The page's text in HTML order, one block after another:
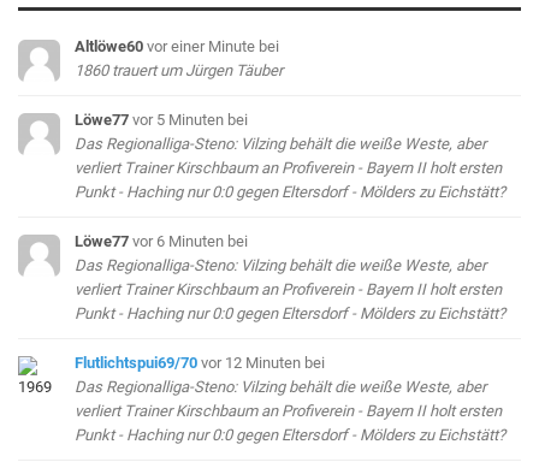
Altlöwe60 vor einer Minute bei
1860 trauert um Jürgen Täuber
Löwe77 vor 5 Minuten bei
Das Regionalliga-Steno: Vilzing behält die weiße Weste, aber
verliert Trainer Kirschbaum an Profiverein - Bayern II holt ersten
Punkt - Haching nur 0:0 gegen Eltersdorf - Mölders zu Eichstätt?
Löwe77 vor 6 Minuten bei
Das Regionalliga-Steno: Vilzing behält die weiße Weste, aber
verliert Trainer Kirschbaum an Profiverein - Bayern II holt ersten
Punkt - Haching nur 0:0 gegen Eltersdorf - Mölders zu Eichstätt?
Flutlichtspui69/70 vor 12 Minuten bei
Das Regionalliga-Steno: Vilzing behält die weiße Weste, aber
verliert Trainer Kirschbaum an Profiverein - Bayern II holt ersten
Punkt - Haching nur 0:0 gegen Eltersdorf - Mölders zu Eichstätt?